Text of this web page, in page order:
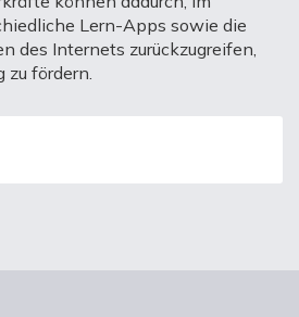
Lern-Apps sowie die
des Internets zurückzugreifen,
fördern.